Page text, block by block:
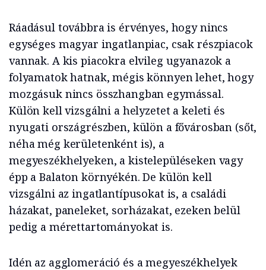
Ráadásul továbbra is érvényes, hogy nincs
egységes magyar ingatlanpiac, csak részpiacok
vannak. A kis piacokra elvileg ugyanazok a
folyamatok hatnak, mégis könnyen lehet, hogy
mozgásuk nincs összhangban egymással.
Külön kell vizsgálni a helyzetet a keleti és
nyugati országrészben, külön a fővárosban (sőt,
néha még kerületenként is), a
megyeszékhelyeken, a kistelepüléseken vagy
épp a Balaton környékén. De külön kell
vizsgálni az ingatlantípusokat is, a családi
házakat, paneleket, sorházakat, ezeken belül
pedig a mérettartományokat is.
Idén az agglomeráció és a megyeszékhelyek